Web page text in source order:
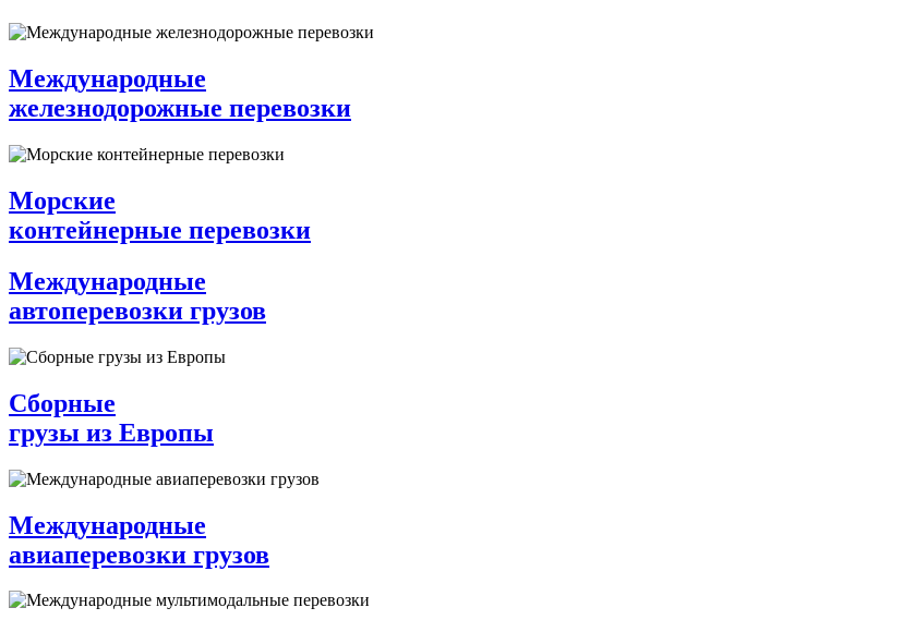
Международные
железнодорожные перевозки
Морские
контейнерные перевозки
Международные
автоперевозки грузов
Сборные
грузы из Европы
Международные
авиаперевозки грузов